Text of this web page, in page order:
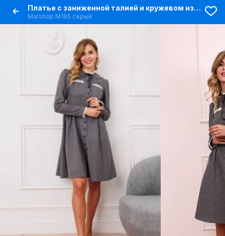
Платье с заниженной талией и кружевом из фланели
Marshop М165 серый